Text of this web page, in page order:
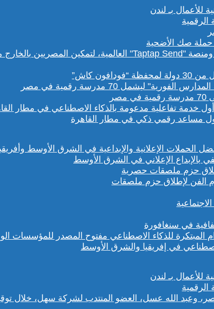
حملة صك الأضحية
مساعد رقمي ذكي في مطار القاهرة
الفن لإطلاق حزم ملصقات
في سنغافورة